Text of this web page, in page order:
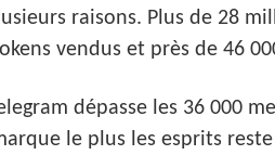
raisons. Plus de 28
vendus et près de 46
dépasse les 36 000
le plus les esprits